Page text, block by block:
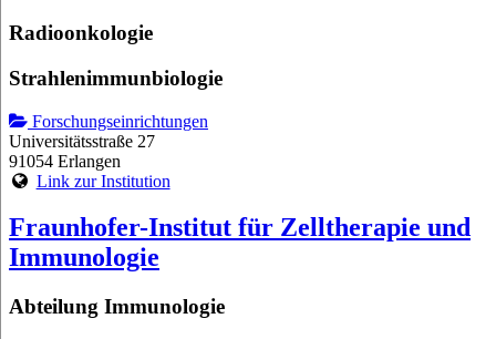
Radioonkologie
Strahlenimmunbiologie
Forschungseinrichtungen
Universitätsstraße 27
91054 Erlangen
Link zur Institution
Fraunhofer-Institut für Zelltherapie und
Immunologie
Abteilung Immunologie